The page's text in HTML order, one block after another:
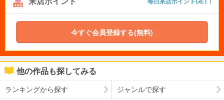
今すぐ会員登録する(無料)
他の作品も探してみる
ランキングから探す ジャンルで探す